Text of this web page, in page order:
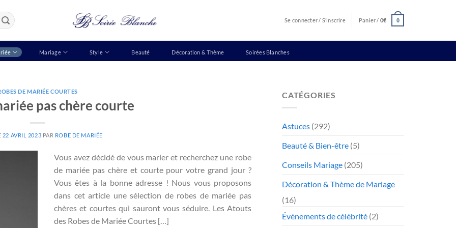
Se connecter / S’inscrire Panier / 0€ 0
Mariage Style Beauté Décoration & Thème Soirées Blanches
DE MARIÉE COURTES
pas chère courte
22 AVRIL 2023 PAR ROBE DE MARIÉE
Vous avez décidé de vous marier et recherchez une robe
de mariée pas chère et courte pour votre grand jour ?
Vous êtes à la bonne adresse ! Nous vous proposons
dans cet article une sélection de robes de mariée pas
chères et courtes qui sauront vous séduire. Les Atouts
des Robes de Mariée Courtes […]
CATÉGORIES
Astuces (292)
Beauté & Bien-être (5)
Conseils Mariage (205)
Décoration & Thème de Mariage
(16)
Événements de célébrité (2)